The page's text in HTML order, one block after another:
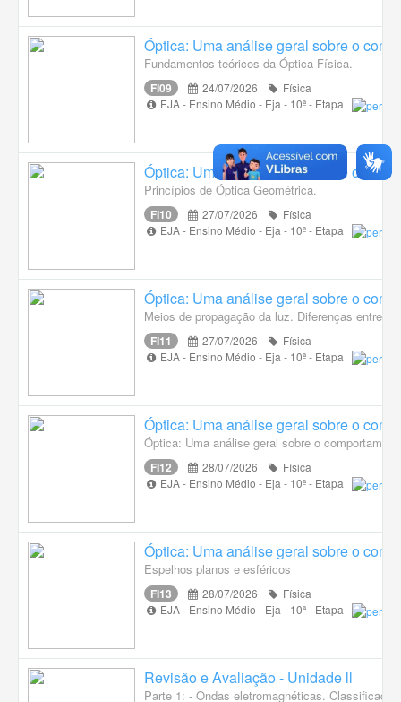
Óptica: Uma análise geral sobre o
Fundamentos teóricos da Óptica Física.
FI09 24/07/2026
Física
EJA - Ensino Médio - Eja - 10ª - Etapa
Óptica: Uma análise geral sobre o
Princípios de Óptica Geométrica.
FI10 27/07/2026
Física
EJA - Ensino Médio - Eja - 10ª - Etapa
Óptica: Uma análise geral sobre o
Meios de propagação da luz. Diferenças entre a
FI11 27/07/2026
Física
EJA - Ensino Médio - Eja - 10ª - Etapa
Óptica: Uma análise geral sobre o
Óptica: Uma análise geral sobre o
FI12 28/07/2026
Física
EJA - Ensino Médio - Eja - 10ª - Etapa
Óptica: Uma análise geral sobre o
Espelhos planos e esféricos
FI13 28/07/2026
Física
EJA - Ensino Médio - Eja - 10ª - Etapa
Revisão e Avaliação - Unidade ll
Parte 1: - Ondas eletromagnéticas.